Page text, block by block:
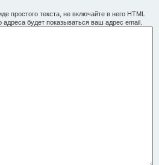
простого текста, не включайте в него HTML
адреса будет показываться ваш адрес email.